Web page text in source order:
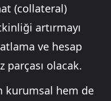
(collateral)
artırmayı
ve hesap
parçası olacak.
kurumsal hem de